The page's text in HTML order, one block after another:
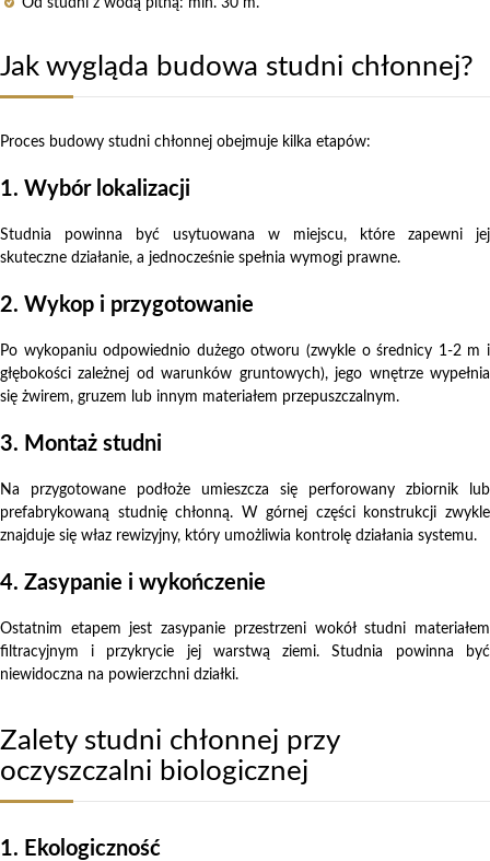
Jak wygląda budowa studni chłonnej?
Proces budowy studni chłonnej obejmuje kilka etapów:
1. Wybór lokalizacji
Studnia powinna być usytuowana w miejscu, które zapewni jej
skuteczne działanie, a jednocześnie spełnia wymogi prawne.
2. Wykop i przygotowanie
Po wykopaniu odpowiednio dużego otworu (zwykle o średnicy 1-2 m i
głębokości zależnej od warunków gruntowych), jego wnętrze wypełnia
się żwirem, gruzem lub innym materiałem przepuszczalnym.
3. Montaż studni
Na przygotowane podłoże umieszcza się perforowany zbiornik lub
prefabrykowaną studnię chłonną. W górnej części konstrukcji zwykle
znajduje się właz rewizyjny, który umożliwia kontrolę działania systemu.
4. Zasypanie i wykończenie
Ostatnim etapem jest zasypanie przestrzeni wokół studni materiałem
filtracyjnym i przykrycie jej warstwą ziemi. Studnia powinna być
niewidoczna na powierzchni działki.
Zalety studni chłonnej przy
oczyszczalni biologicznej
1. Ekologiczność